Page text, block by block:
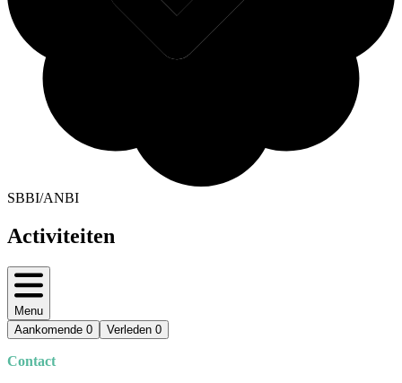
SBBI/ANBI
Activiteiten
Menu
Aankomende 0 Verleden 0
Contact